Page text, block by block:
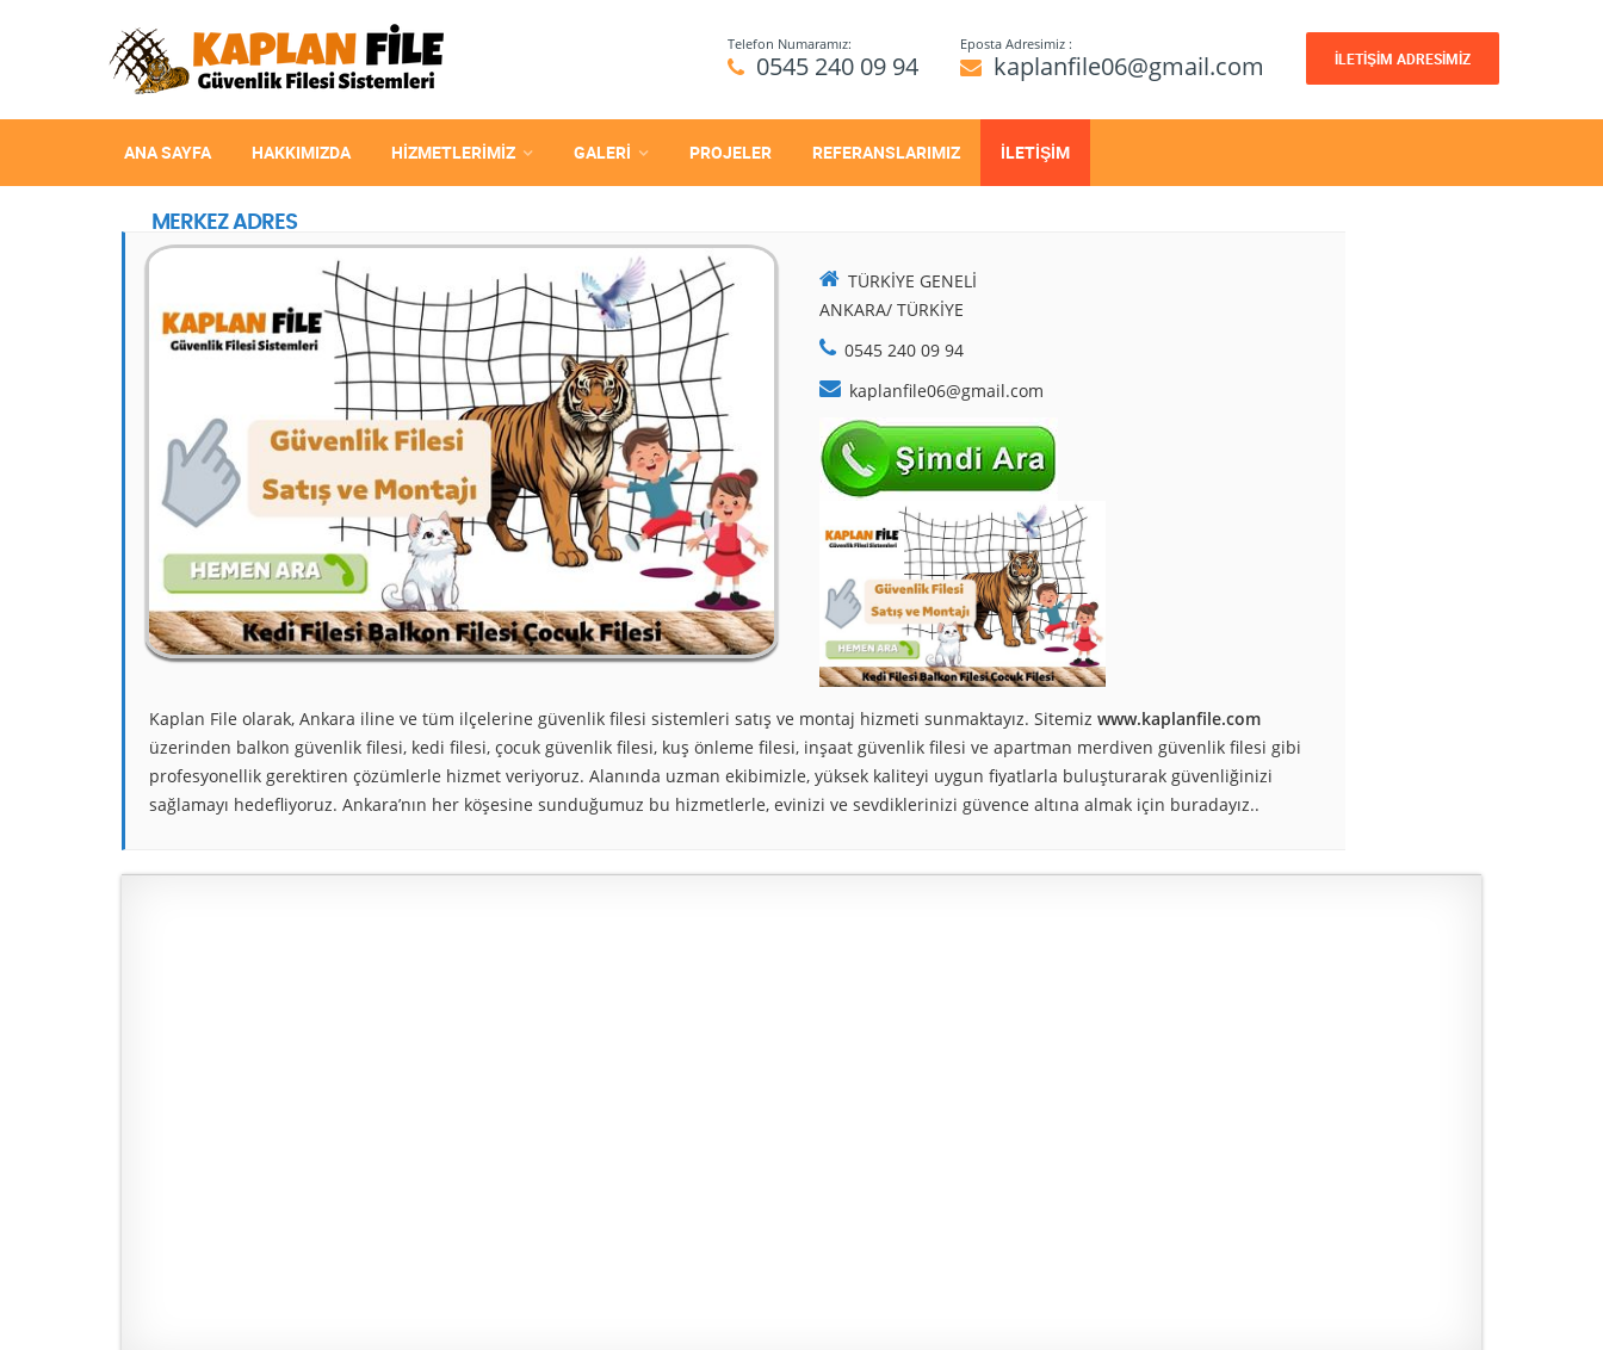
Telefon Numaramız:
0545 240 09 94
Eposta Adresimiz :
kaplanfile06@gmail.com İLETİŞİM ADRESİMİZ
ANA SAYFA HAKKIMIZDA HIZMETLERIMIZ GALERİ PROJELER REFERANSLARIMIZ İLETİŞİM
MERKEZ ADRES
TÜRKİYE GENELİ
ANKARA/ TÜRKİYE
0545 240 09 94
kaplanfile06@gmail.com
Kaplan File olarak, Ankara iline ve tüm ilçelerine güvenlik filesi sistemleri satış ve montaj hizmeti sunmaktayız. Sitemiz www.kaplanfile.com
üzerinden balkon güvenlik filesi, kedi filesi, çocuk güvenlik filesi, kuş önleme filesi, inşaat güvenlik filesi ve apartman merdiven güvenlik filesi gibi
profesyonellik gerektiren çözümlerle hizmet veriyoruz. Alanında uzman ekibimizle, yüksek kaliteyi uygun fiyatlarla buluşturarak güvenliğinizi
sağlamayı hedefliyoruz. Ankara’nın her köşesine sunduğumuz bu hizmetlerle, evinizi ve sevdiklerinizi güvence altına almak için buradayız..